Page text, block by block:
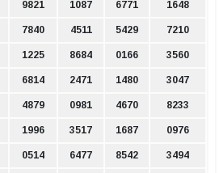
9821 1087 6771 1648
7840 4511 5429 7210
1225 8684 0166 3560
6814 2471 1480 3047
4879 0981 4670 8233
1996 3517 1687 0976
0514 6477 8542 3494